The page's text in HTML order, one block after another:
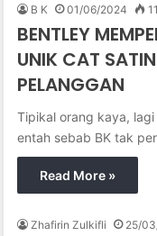
B K 01/06/2024
BENTLEY
UNIK CAT
PELANGGAN
Tipikal orang kaya,
entah sebab BK tak
Read More »
Zhafirin Zulkifli 25/